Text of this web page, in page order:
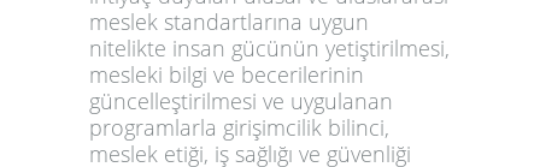
meslek standartlarına uygun
nitelikte insan gücünün yetiştirilmesi,
mesleki bilgi ve becerilerinin
güncelleştirilmesi ve uygulanan
programlarla girişimcilik bilinci,
meslek etiği, iş sağlığı ve güvenliği